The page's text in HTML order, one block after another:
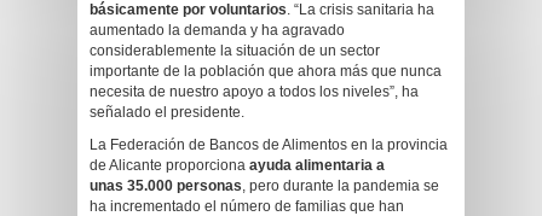
básicamente por voluntarios. “La crisis sanitaria ha
aumentado la demanda y ha agravado
considerablemente la situación de un sector
importante de la población que ahora más que nunca
necesita de nuestro apoyo a todos los niveles”, ha
señalado el presidente.
La Federación de Bancos de Alimentos en la provincia
de Alicante proporciona ayuda alimentaria a
unas 35.000 personas, pero durante la pandemia se
ha incrementado el número de familias que han